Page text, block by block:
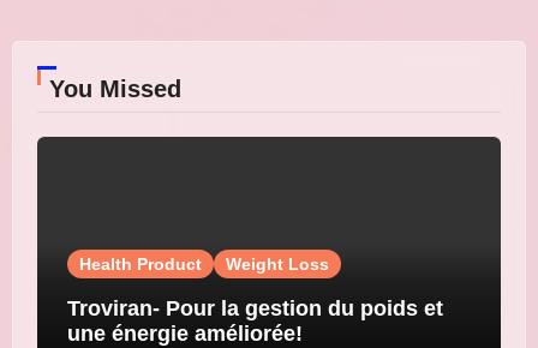
You Missed
Health Product Weight Loss
Troviran- Pour la gestion du poids et
une énergie améliorée!